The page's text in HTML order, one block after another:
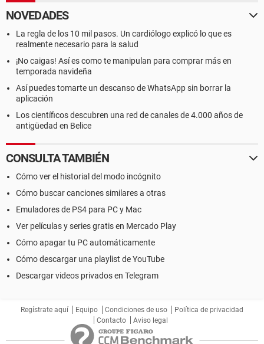
NOVEDADES
La regla de los 10 mil pasos. Un cardiólogo explicó lo que es
realmente necesario para la salud
¡No caigas! Así es como te manipulan para comprar más en
temporada navideña
Así puedes tomarte un descanso de WhatsApp sin borrar la
aplicación
Los científicos descubren una red de canales de 4.000 años de
antigüedad en Belice
CONSULTA TAMBIÉN
Cómo ver el historial del modo incógnito
Cómo buscar canciones similares a otras
Emuladores de PS4 para PC y Mac
Ver películas y series gratis en Mercado Play
Cómo apagar tu PC automáticamente
Cómo descargar una playlist de YouTube
Descargar videos privados en Telegram
Regístrate aquí Equipo Condiciones de uso
Política de privacidad
Contacto
Aviso legal